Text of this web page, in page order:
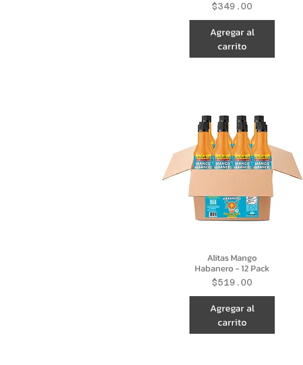
Precio
$349.00
Agregar al
carrito
Alitas Mango
Habanero - 12 Pack
Precio
$519.00
Agregar al
carrito